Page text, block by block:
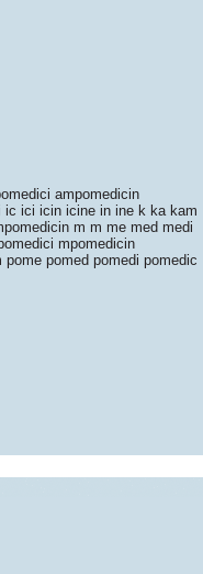
ampomedicin
ic ici icin icine in ine k ka kam
m m me med medi
mpomedicin
pomed pomedi pomedic